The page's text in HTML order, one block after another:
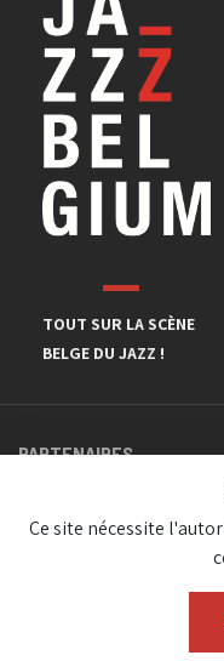
TOUT SUR LA SCÈNE
BELGE DU JAZZ !
PARTENAIRES
© JazzInBelgium 2026 (
Ce site nécessite